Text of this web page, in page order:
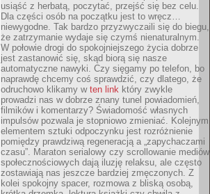
usiąść z herbatą, poczytać, przejść się bez celu.
Dla części osób na początku jest to wręcz…
niewygodne. Tak bardzo przyzwyczaili się do biegu,
że zatrzymanie wydaje się czymś nienaturalnym.
W połowie drogi do spokojniejszego życia dobrze
jest zastanowić się, skąd biorą się nasze
automatyczne nawyki. Czy sięgamy po telefon, bo
naprawdę chcemy coś sprawdzić, czy dlatego, że
odruchowo klikamy w ten link który zwykle
prowadzi nas w dobrze znany tunel powiadomień,
filmików i komentarzy? Świadomość własnych
impulsów pozwala je stopniowo zmieniać. Kolejnym
elementem sztuki odpoczynku jest rozróżnienie
pomiędzy prawdziwą regeneracją a „zapychaczami
czasu”. Maraton serialowy czy scrollowanie mediów
społecznościowych dają iluzję relaksu, ale często
zostawiają nas jeszcze bardziej zmęczonych. Z
kolei spokojny spacer, rozmowa z bliską osobą,